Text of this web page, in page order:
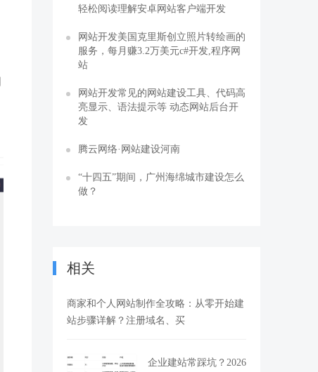
轻松阅读理解安卓网站客户端开发
网站开发美国克里斯创立照片转绘画的
服务，每月赚3.2万美元c#开发,程序网
站
网站开发常见的网站建设工具、代码高
亮显示、语法提示等 动态网站后台开
发
腾云网络·网站建设河南
“十四五”期间，广州海绵城市建设怎么
做？
相关
商家和个人网站制作全攻略：从零开始建
站步骤详解？注册域名、买
企业建站常踩坑？2026